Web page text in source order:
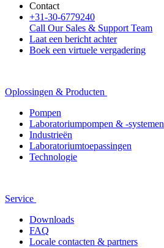
Contact
+31-30-6779240
Call Our Sales & Support Team
Laat een bericht achter
Boek een virtuele vergadering
Oplossingen & Producten
Pompen
Laboratoriumpompen & -systemen
Industrieën
Laboratoriumtoepassingen
Technologie
Service
Downloads
FAQ
Locale contacten & partners